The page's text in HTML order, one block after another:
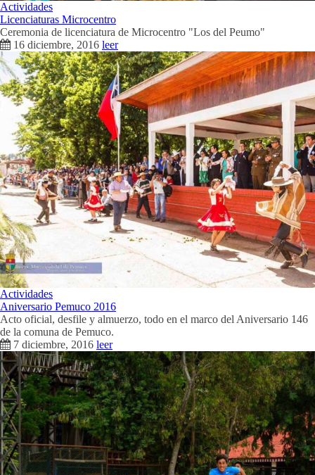
Actividades
Licenciaturas Microcentro
Ceremonia de licenciatura de Microcentro "Los del Peumo"
16 diciembre, 2016 leer
Actividades
Aniversario Pemuco 2016
Acto oficial, desfile y almuerzo, todo en el marco del Aniversario 146
de la comuna de Pemuco.
7 diciembre, 2016 leer